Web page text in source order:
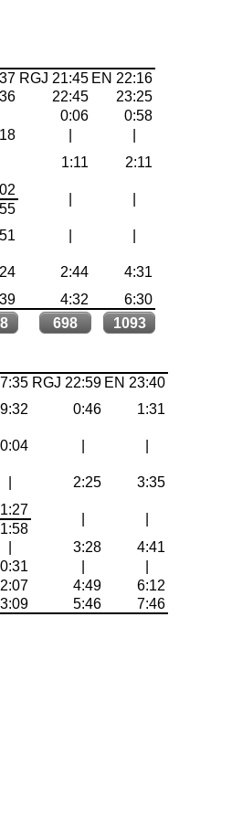
698
1093
RGJ 21:45 EN 22:16
22:45
23:25
0:06
0:58
1:11 2:11
2:44 4:31
4:32 6:30
RGJ 22:59 EN 23:40
0:46 1:31
2:25 3:35
3:28
4:41
0:31
2:07 4:49
6:12
3:09 5:46 7:46